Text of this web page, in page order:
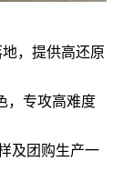
，提供高还原
，专攻高难度
及团购生产一